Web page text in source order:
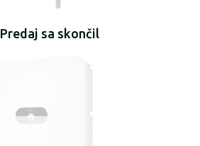
Predaj sa skončil